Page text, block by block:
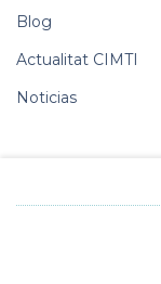
Blog
Actualitat CIMTI
Noticias